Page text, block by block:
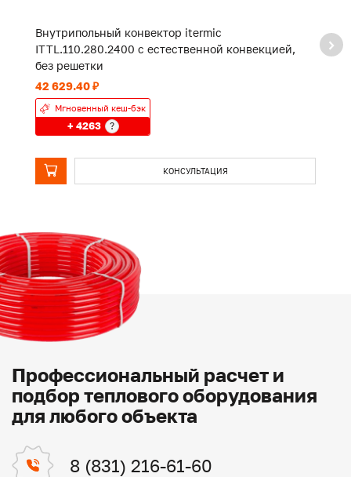
Внутрипольный конвектор itermic
ITTL.110.280.2400 с естественной конвекцией,
без решетки
42 629.40 ₽
Мгновенный кеш-бэк
+ 4263 ?
КОНСУЛЬТАЦИЯ
Профессиональный расчет и
подбор теплового оборудования
для любого объекта
8 (831) 216-61-60